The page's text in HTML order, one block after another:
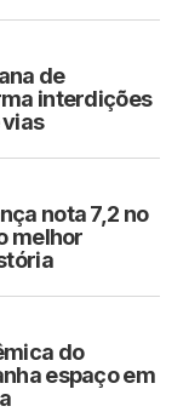
de
interdições
nota 7,2 no
melhor
do
espaço em